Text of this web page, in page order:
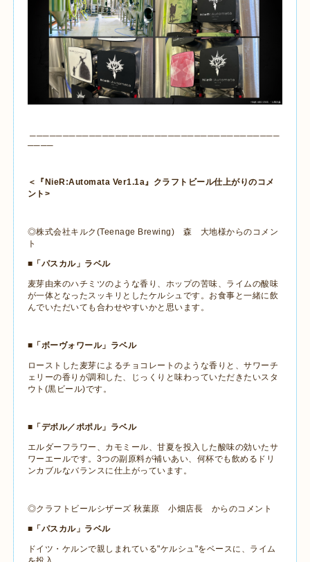
──────────────────────────────────────
────
＜『 NieR:Automata Ver1.1a』クラフトビール仕上がりのコメ
ント >
◎株式会社キルク (Teenage Brewing) 森 大地様からのコメン
ト
■「パスカル」ラベル
麦芽由来のハチミツのような香り、ホップの苦味、ライムの酸味
が一体となったスッキリとしたケルシュです。お食事と一緒に飲
んでいただいても合わせやすいかと思います。
■「ボーヴォワール」ラベル
ローストした麦芽によるチョコレートのような香りと、サワーチ
ェリーの香りが調和した、じっくりと味わっていただきたいスタ
ウト (黒ビール)です。
■「デボル／ポポル」ラベル
エルダーフラワー、カモミール、甘夏を投入した酸味の効いたサ
ワーエールです。 3つの副原料が補いあい、何杯でも飲めるドリ
ンカブルなバランスに仕上がっています。
◎クラフトビールシザーズ 秋葉原 小畑店長 からのコメント
■「パスカル」ラベル
ドイツ・ケルンで親しまれている"ケルシュ"をベースに、ライム